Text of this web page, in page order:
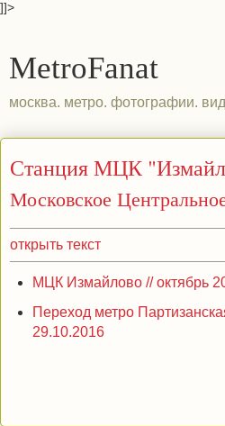
]]>
MetroFanat
москва. метро. фотографии.
Станция МЦК
Московское
открыть текст
МЦК Измайлово // октябрь
Переход метро
29.10.2016